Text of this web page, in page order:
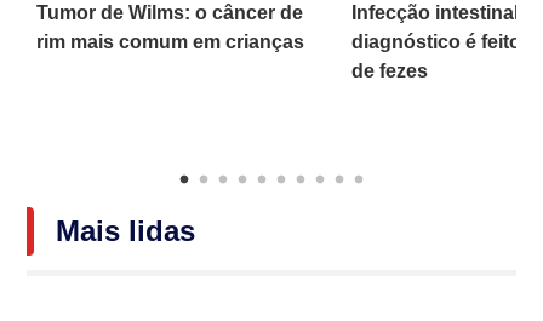
Tumor de Wilms: o câncer de
rim mais comum em crianças
Infecção intestinal
diagnóstico é feito
de fezes
Mais lidas